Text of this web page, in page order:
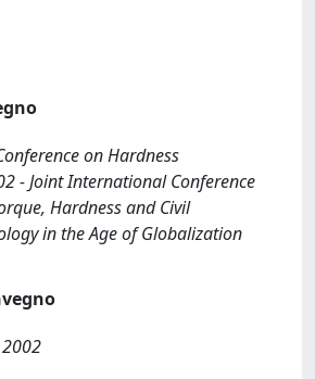
on Hardness
- Joint International Conference
Hardness and Civil
in the Age of Globalization